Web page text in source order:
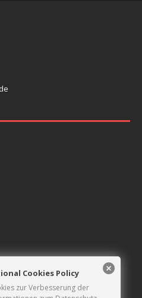
Cookies Policy
zur Verbesserung der